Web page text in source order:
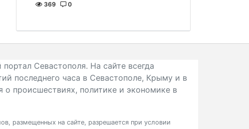
369 0
Севастополя. На сайте всегда
последнего часа в Севастополе, Крыму и в
происшествиях, политике и экономике в
размещенных на сайте, разрешается при условии